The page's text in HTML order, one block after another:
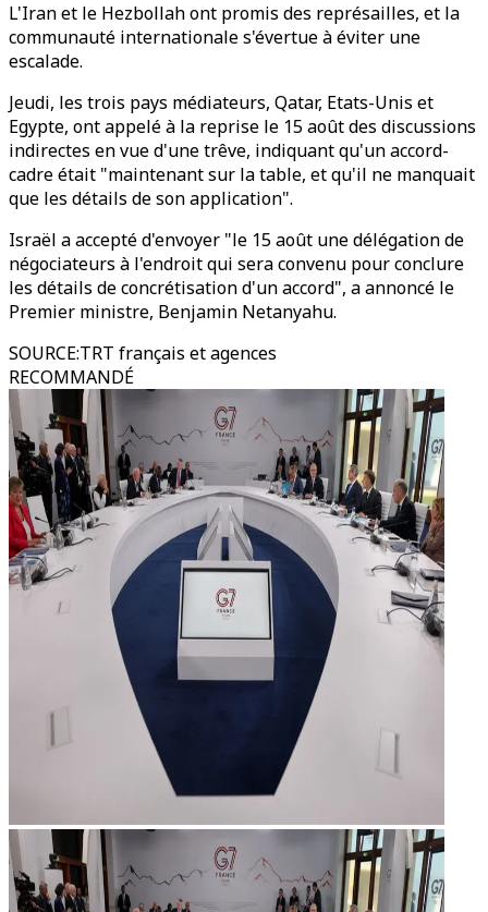
L'Iran et le Hezbollah ont promis des représailles, et la
communauté internationale s'évertue à éviter une
escalade.
Jeudi, les trois pays médiateurs, Qatar, Etats-Unis et
Egypte, ont appelé à la reprise le 15 août des discussions
indirectes en vue d'une trêve, indiquant qu'un accord-
cadre était "maintenant sur la table, et qu'il ne manquait
que les détails de son application".
Israël a accepté d'envoyer "le 15 août une délégation de
négociateurs à l'endroit qui sera convenu pour conclure
les détails de concrétisation d'un accord", a annoncé le
Premier ministre, Benjamin Netanyahu.
SOURCE:TRT français et agences
RECOMMANDÉ